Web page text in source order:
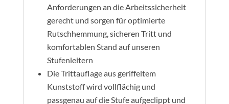
Anforderungen an die Arbeitssicherheit
gerecht und sorgen für optimierte
Rutschhemmung, sicheren Tritt und
komfortablen Stand auf unseren
Stufenleitern
Die Trittauflage aus geriffeltem
Kunststoff wird vollflächig und
passgenau auf die Stufe aufgeclippt und